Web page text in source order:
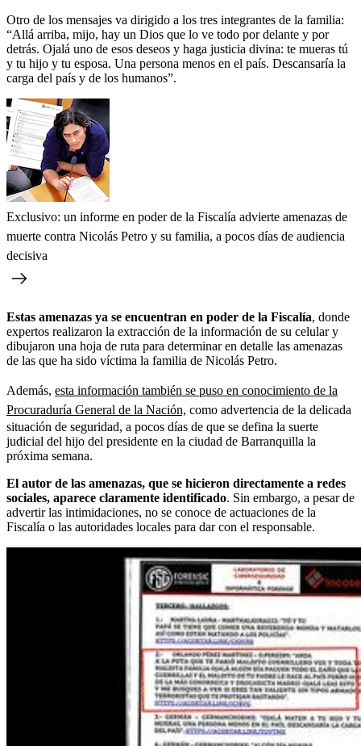
Otro de los mensajes va dirigido a los tres integrantes de la familia:
“Allá arriba, mijo, hay un Dios que lo ve todo por delante y por
detrás. Ojalá uno de esos deseos y haga justicia divina: te mueras tú
y tu hijo y tu esposa. Una persona menos en el país. Descansaría la
carga del país y de los humanos”.
Exclusivo: un informe en poder de la Fiscalía advierte amenazas de
muerte contra Nicolás Petro y su familia, a pocos días de audiencia
decisiva
Estas amenazas ya se encuentran en poder de la Fiscalía, donde
expertos realizaron la extracción de la información de su celular y
dibujaron una hoja de ruta para determinar en detalle las amenazas
de las que ha sido víctima la familia de Nicolás Petro.
Además, esta información también se puso en conocimiento de la
Procuraduría General de la Nación, como advertencia de la delicada
situación de seguridad, a pocos días de que se defina la suerte
judicial del hijo del presidente en la ciudad de Barranquilla la
próxima semana.
El autor de las amenazas, que se hicieron directamente a redes
sociales, aparece claramente identificado. Sin embargo, a pesar de
advertir las intimidaciones, no se conoce de actuaciones de la
Fiscalía o las autoridades locales para dar con el responsable.